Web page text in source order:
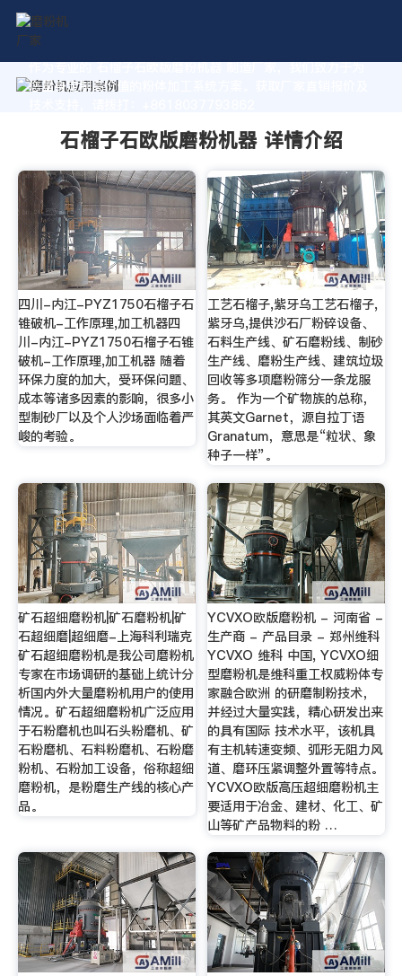
作为专业的 石榴子石欧版磨粉机器 制造厂家，我们致力于为
您量身定制高价值的粉体加工系统方案。获取厂家直销报价及
石榴子石欧版磨粉机器 详情介绍
四川-内江-PYZ1750石榴子石
锥破机-工作原理,加工机器四
川-内江-PYZ1750石榴子石锥
破机-工作原理,加工机器 随着
环保力度的加大，受环保问题、
成本等诸多因素的影响，很多小
型制砂厂以及个人沙场面临着严
峻的考验。
工艺石榴子,紫牙乌工艺石榴子,
紫牙乌,提供沙石厂粉碎设备、
石料生产线、矿石磨粉线、制砂
生产线、磨粉生产线、建筑垃圾
回收等多项磨粉筛分一条龙服
务。 作为一个矿物族的总称，
其英文Garnet，源自拉丁语
Granatum，意思是“粒状、象
种子一样”。
矿石超细磨粉机|矿石磨粉机|矿
石超细磨|超细磨-上海科利瑞克
矿石超细磨粉机是我公司磨粉机
专家在市场调研的基础上统计分
析国内外大量磨粉机用户的使用
情况。矿石超细磨粉机广泛应用
于石粉磨机也叫石头粉磨机、矿
石粉磨机、石料粉磨机、石粉磨
粉机、石粉加工设备，俗称超细
磨粉机，是粉磨生产线的核心产
品。
YCVXO欧版磨粉机 - 河南省 -
生产商 - 产品目录 - 郑州维科
YCVXO 维科 中国, YCVXO细
型磨粉机是维科重工权威粉体专
家融合欧洲 的研磨制粉技术，
并经过大量实践，精心研发出来
的具有国际 技术水平，该机具
有主机转速变频、弧形无阻力风
道、磨环压紧调整外置等特点。
YCVXO欧版高压超细磨粉机主
要适用于冶金、建材、化工、矿
山等矿产品物料的粉 …